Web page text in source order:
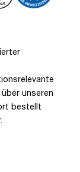
unseren
bestellt